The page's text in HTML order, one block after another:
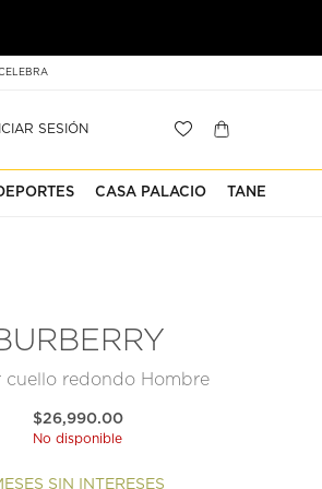
SESIÓN
CASA PALACIO TANE
cuello redondo Hombre
$26,990.00
No disponible
SIN INTERESES